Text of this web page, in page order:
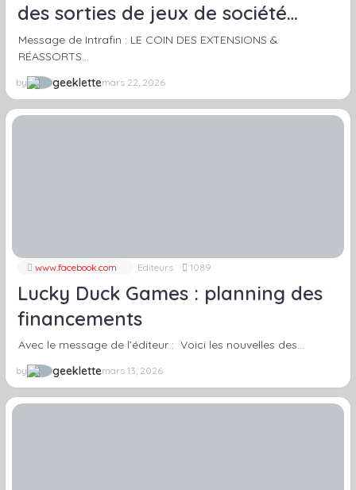
des sorties de jeux de société
(Entropie, Keyside, Deckers…)
Message de Intrafin : LE COIN DES EXTENSIONS &
RÉASSORTS…
by geeklettemars 22, 2026
www.facebook.com Editeurs 1089
Lucky Duck Games : planning des
financements
Avec le message de l’éditeur : Voici les nouvelles des…
by geeklettemars 13, 2026